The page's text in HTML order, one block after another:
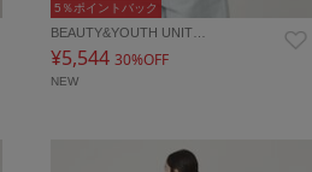
5％ポイントバック
BEAUTY&YOUTH UNIT…
¥5,544 30%OFF
NEW